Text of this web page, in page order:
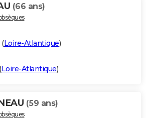
(66 ans)
(Loire-Atlantique)
(Loire-Atlantique)
(59 ans)